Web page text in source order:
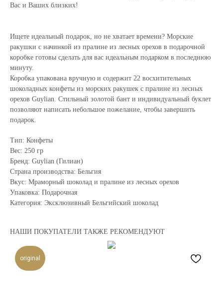
Вас и Ваших близких!
Ищете идеальный подарок, но не хватает времени? Морские
ракушки с начинкой из пралине из лесных орехов в подарочной
коробке готовы сделать для вас идеальным подарком в последнюю
минуту.
Коробка упакована вручную и содержит 22 восхитительных
шоколадных конфеты из морских ракушек с пралине из лесных
орехов Guylian. Стильный золотой бант и индивидуальный буклет
позволяют написать небольшое пожелание, чтобы завершить
подарок.
Тип: Конфеты
Вес: 250 гр
Бренд: Guylian (Гилиан)
Страна производства: Бельгия
Вкус: Мраморный шоколад и пралине из лесных орехов
Упаковка: Подарочная
Категория: Эксклюзивный Бельгийский шоколад
НАШИ ПОКУПАТЕЛИ ТАКЖЕ РЕКОМЕНДУЮТ
original